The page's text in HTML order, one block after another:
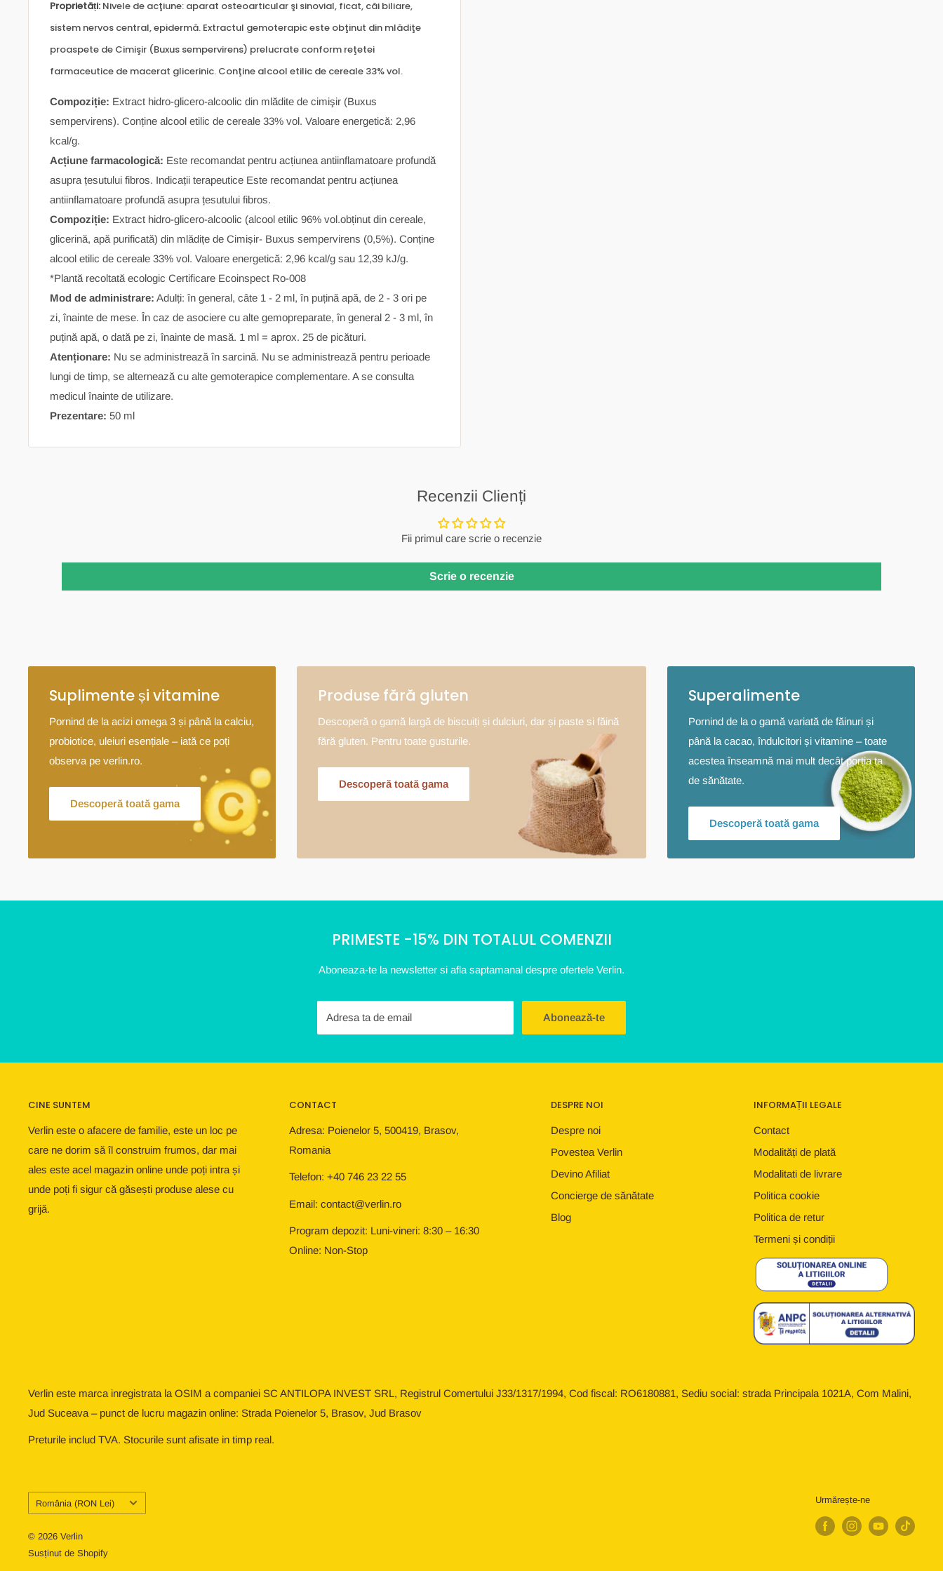
Proprietăți: Nivele de acţiune: aparat osteoarticular şi sinovial, ficat, căi biliare,
sistem nervos central, epidermă. Extractul gemoterapic este obţinut din mlădiţe
proaspete de Cimişir (Buxus sempervirens) prelucrate conform reţetei
farmaceutice de macerat glicerinic. Conţine alcool etilic de cereale 33% vol.
Compoziție: Extract hidro-glicero-alcoolic din mlădite de cimişir (Buxus
sempervirens). Conține alcool etilic de cereale 33% vol. Valoare energetică: 2,96
kcal/g.
Acțiune farmacologică: Este recomandat pentru acțiunea antiinflamatoare profundă
asupra țesutului fibros. Indicații terapeutice Este recomandat pentru acțiunea
antiinflamatoare profundă asupra țesutului fibros.
Compoziție: Extract hidro-glicero-alcoolic (alcool etilic 96% vol.obținut din cereale,
glicerină, apă purificată) din mlădițe de Cimișir- Buxus sempervirens (0,5%). Conține
alcool etilic de cereale 33% vol. Valoare energetică: 2,96 kcal/g sau 12,39 kJ/g.
*Plantă recoltată ecologic Certificare Ecoinspect Ro-008
Mod de administrare: Adulți: în general, câte 1 - 2 ml, în puțină apă, de 2 - 3 ori pe
zi, înainte de mese. În caz de asociere cu alte gemopreparate, în general 2 - 3 ml, în
puțină apă, o dată pe zi, înainte de masă. 1 ml = aprox. 25 de picături.
Atenționare: Nu se administrează în sarcină. Nu se administrează pentru perioade
lungi de timp, se alternează cu alte gemoterapice complementare. A se consulta
medicul înainte de utilizare.
Prezentare: 50 ml
Recenzii Clienți
Fii primul care scrie o recenzie
Scrie o recenzie
Suplimente și vitamine
Pornind de la acizi omega 3 și până la calciu,
probiotice, uleiuri esențiale – iată ce poți
observa pe verlin.ro.
Descoperă toată gama
Produse fără gluten
Descoperă o gamă largă de biscuiți și dulciuri, dar și paste si făină
fără gluten. Pentru toate gusturile.
Descoperă toată gama
Superalimente
Pornind de la o gamă variată de făinuri și
până la cacao, îndulcitori și vitamine – toate
acestea înseamnă mai mult decât porția ta
de sănătate.
Descoperă toată gama
PRIMESTE -15% DIN TOTALUL COMENZII
Aboneaza-te la newsletter si afla saptamanal despre ofertele Verlin.
Adresa ta de email Abonează-te
CINE SUNTEM
Verlin este o afacere de familie, este un loc pe
care ne dorim să îl construim frumos, dar mai
ales este acel magazin online unde poți intra și
unde poți fi sigur că găsești produse alese cu
grijă.
CONTACT
Adresa: Poienelor 5, 500419, Brasov,
Romania
Telefon: +40 746 23 22 55
Email: contact@verlin.ro
Program depozit: Luni-vineri: 8:30 – 16:30
Online: Non-Stop
DESPRE NOI
Despre noi
Povestea Verlin
Devino Afiliat
Concierge de sănătate
Blog
INFORMAȚII LEGALE
Contact
Modalități de plată
Modalitati de livrare
Politica cookie
Politica de retur
Termeni și condiții
Verlin este marca inregistrata la OSIM a companiei SC ANTILOPA INVEST SRL, Registrul Comertului J33/1317/1994, Cod fiscal: RO6180881, Sediu social: strada Principala 1021A, Com Malini,
Jud Suceava – punct de lucru magazin online: Strada Poienelor 5, Brasov, Jud Brasov
Preturile includ TVA. Stocurile sunt afisate in timp real.
Țară/regiune
România (RON Lei)
© 2026 Verlin
Susținut de Shopify
Urmărește-ne